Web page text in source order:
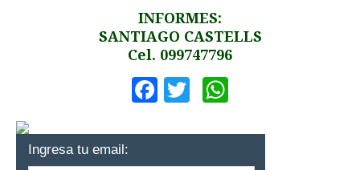
INFORMES:
SANTIAGO CASTELLS
Cel. 099747796
Facebook
Twitter
Ingresa tu email: